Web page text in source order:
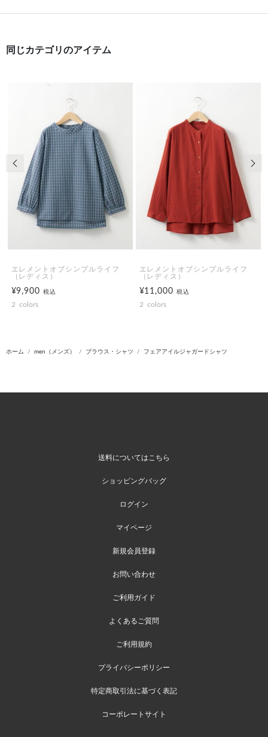
同じカテゴリのアイテム
エレメントオブシンプルライフ
（レディス）
¥9,900税込
2 colors
エレメントオブシンプルライフ
（レディス）
¥11,000税込
2 colors
前の画像
ホーム men（メンズ） ブラウス・シャツ フェアアイルジャガードシャツ
送料についてはこちら
ショッピングバッグ
ログイン
マイページ
新規会員登録
お問い合わせ
ご利用ガイド
よくあるご質問
ご利用規約
プライバシーポリシー
特定商取引法に基づく表記
コーポレートサイト